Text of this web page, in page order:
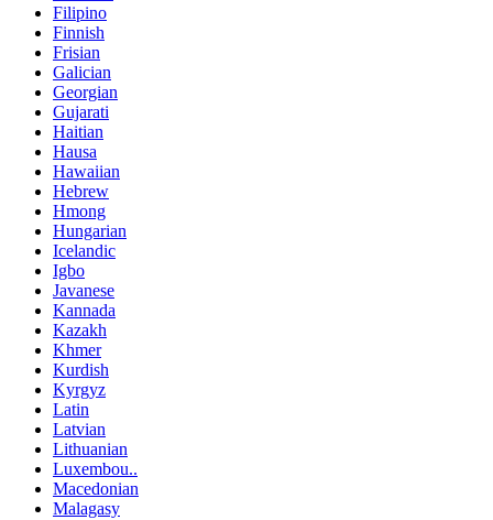
Filipino
Finnish
Frisian
Galician
Georgian
Gujarati
Haitian
Hausa
Hawaiian
Hebrew
Hmong
Hungarian
Icelandic
Igbo
Javanese
Kannada
Kazakh
Khmer
Kurdish
Kyrgyz
Latin
Latvian
Lithuanian
Luxembou..
Macedonian
Malagasy